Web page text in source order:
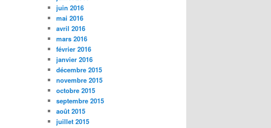
juin 2016
mai 2016
avril 2016
mars 2016
février 2016
janvier 2016
décembre 2015
novembre 2015
octobre 2015
septembre 2015
août 2015
juillet 2015